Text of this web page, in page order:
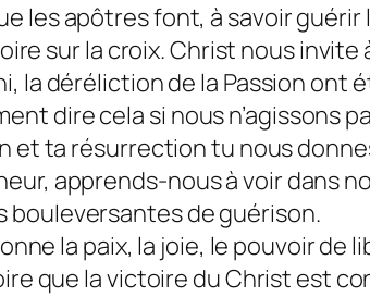
les apôtres font, à savoir guérir
sur la croix. Christ nous invite
la déréliction de la Passion
dire cela si nous n’agissons
et ta résurrection tu nous
apprends-nous à voir dans
de guérison.
la paix, la joie, le pouvoir de
que la victoire du Christ est